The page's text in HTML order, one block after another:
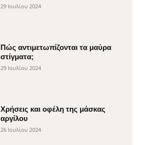
29 Ιουλίου 2024
Πώς αντιμετωπίζονται τα μαύρα
στίγματα;
29 Ιουλίου 2024
Χρήσεις και οφέλη της μάσκας
αργίλου
26 Ιουλίου 2024